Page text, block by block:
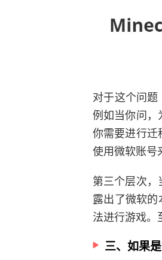
对于这个问题
例如当你问，
你需要进行迁
使用微软账号
第三个层次
露出了微软
法进行游戏。
三、如果